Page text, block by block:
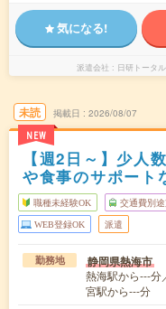
気になる!
派遣会社 日研トータ
未読
NEW
掲載日 2026/08/07
【週2日～】少人
や食事のサポート
職種未経験OK 交通費別途
WEB登録OK 派遣
勤務地 静岡県熱海市
熱海駅から---分
宮駅から---分